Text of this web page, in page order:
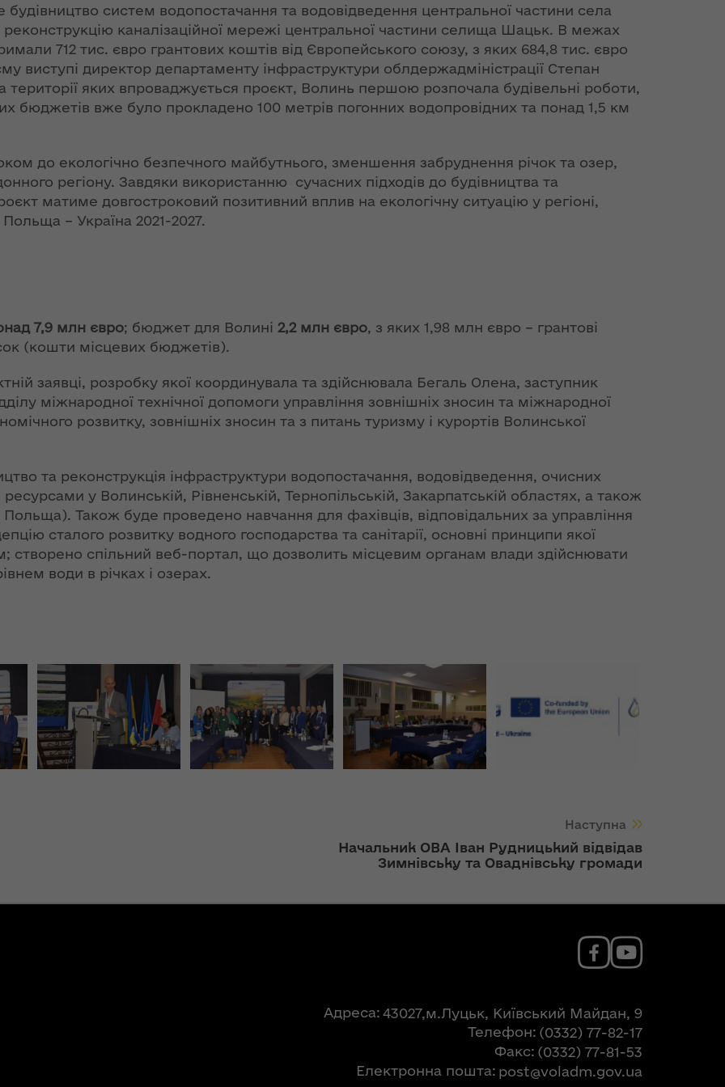
2018
608
з
Новий
адміністративно-
територіальний
устрій Волині: які
функції мають
новостворені
9 червня в області
стартувала літня
оздоровча
заступником
голови ОДА Ігорем
«InsiderMedia».
ВІДЕО
ОДА Вікторії
Левчук для ІА
«Конкурент»
Вікторія Левчук
про плани на
телебачення»
НЕФОРМАТ:
інтерв’ю із
заступницею
голови ОДА
великовагового
систем водопостачання та водовідведення центральної частини села
каналізаційної мережі центральної частини селища Шацьк. В межах
712 тис. євро грантових коштів від Європейського союзу, з яких 684,8 тис. євро
виступі директор департаменту інфраструктури облдержадміністрації Степан
території яких впроваджується проєкт, Волинь першою розпочала будівельні роботи,
бюджетів вже було прокладено 100 метрів погонних водопровідних та понад 1,5 км
до екологічно безпечного майбутнього, зменшення забруднення річок та озер,
регіону. Завдяки використанню сучасних підходів до будівництва та
матиме довгостроковий позитивний вплив на екологічну ситуацію у регіоні,
– Україна 2021-2027.
7,9 млн євро; бюджет для Волині 2,2 млн євро, з яких 1,98 млн євро – грантові
(кошти місцевих бюджетів).
заявці, розробку якої координувала та здійснювала Бегаль Олена, заступник
міжнародної технічної допомоги управління зовнішніх зносин та міжнародної
розвитку, зовнішніх зносин та з питань туризму і курортів Волинської
та реконструкція інфраструктури водопостачання, водовідведення, очисних
у Волинській, Рівненській, Тернопільській, Закарпатській областях, а також
Також буде проведено навчання для фахівців, відповідальних за управління
сталого розвитку водного господарства та санітарії, основні принципи якої
створено спільний веб-портал, що дозволить місцевим органам влади здійснювати
води в річках і озерах.
Наступна
Начальник ОВА Іван Рудницький відвідав
Зимнівську та Оваднівську громади
Адреса 43027,м.Луцьк, Київський Майдан, 9
Телефон (0332) 77-82-17
Факс (0332) 77-81-53
Електронна пошта post@voladm.gov.ua